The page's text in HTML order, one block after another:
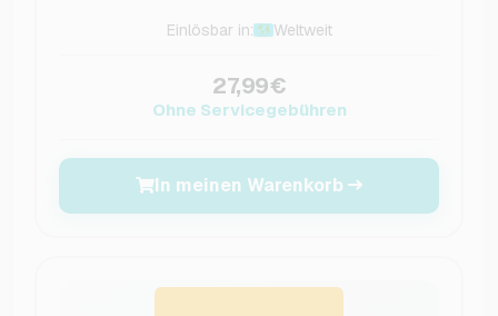
Einlösbar in: Weltweit
27,99€
Ohne Servicegebühren
In meinen Warenkorb